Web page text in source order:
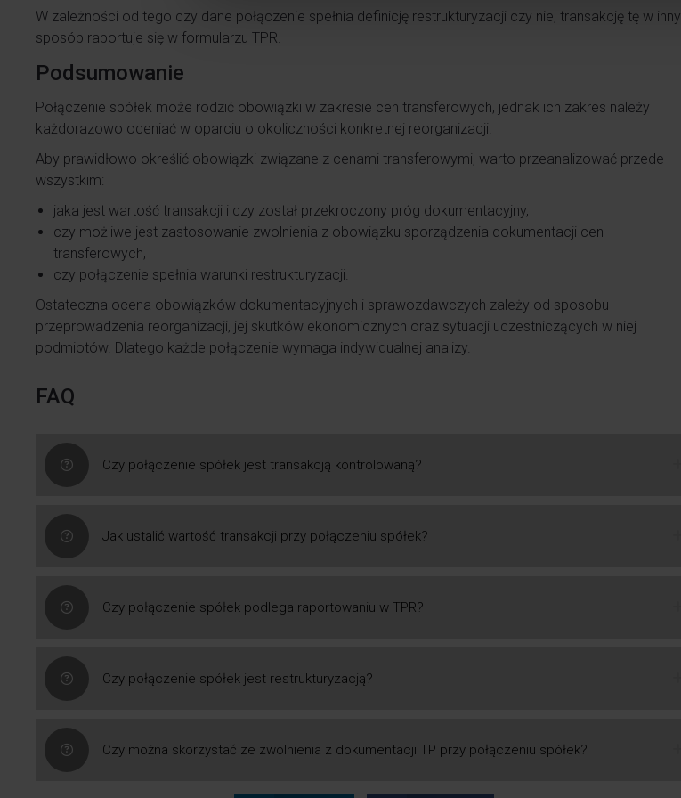
W zależności od tego czy dane połączenie spełnia definicję restrukturyzacji czy nie, transakcję tę w inny
sposób raportuje się w formularzu TPR.
Podsumowanie
Połączenie spółek może rodzić obowiązki w zakresie cen transferowych, jednak ich zakres należy
każdorazowo oceniać w oparciu o okoliczności konkretnej reorganizacji.
Aby prawidłowo określić obowiązki związane z cenami transferowymi, warto przeanalizować przede
wszystkim:
jaka jest wartość transakcji i czy został przekroczony próg dokumentacyjny,
czy możliwe jest zastosowanie zwolnienia z obowiązku sporządzenia dokumentacji cen
transferowych,
czy połączenie spełnia warunki restrukturyzacji.
Ostateczna ocena obowiązków dokumentacyjnych i sprawozdawczych zależy od sposobu
przeprowadzenia reorganizacji, jej skutków ekonomicznych oraz sytuacji uczestniczących w niej
podmiotów. Dlatego każde połączenie wymaga indywidualnej analizy.
FAQ
Czy połączenie spółek jest transakcją kontrolowaną?
Jak ustalić wartość transakcji przy połączeniu spółek?
Czy połączenie spółek podlega raportowaniu w TPR?
Czy połączenie spółek jest restrukturyzacją?
Czy można skorzystać ze zwolnienia z dokumentacji TP przy połączeniu spółek?